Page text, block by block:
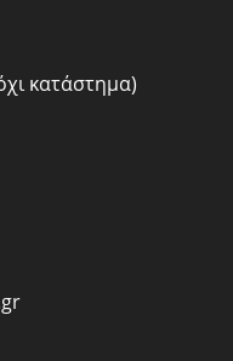
κατάστημα)
Opens